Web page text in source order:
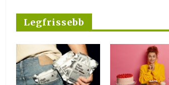
Legfrissebb